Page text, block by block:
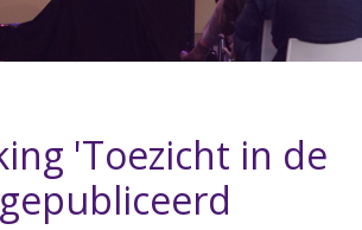
'Toezicht in de